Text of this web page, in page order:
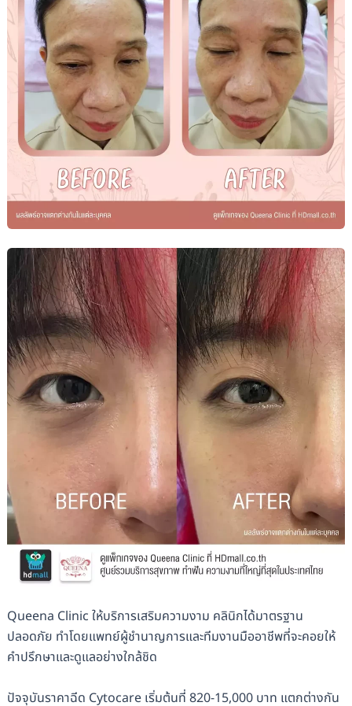
Queena Clinic ให้บริการเสริมความงาม คลินิกได้มาตรฐาน
ปลอดภัย ทำโดยแพทย์ผู้ชำนาญการและทีมงานมืออาชีพที่จะคอยให้
คำปรึกษาและดูแลอย่างใกล้ชิด
ปัจจุบันราคาฉีด Cytocare เริ่มต้นที่ 820-15,000 บาท แตกต่างกัน